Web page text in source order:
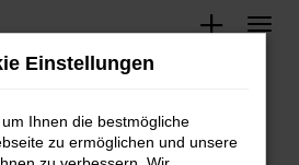
Fahrzeugsuche
Einstellungen
Ihnen die bestmögliche
zu ermöglichen und unsere